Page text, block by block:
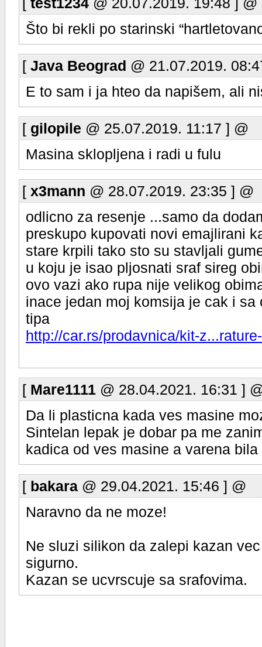
Što bi rekli po starinski
[ Java Beograd @ 21.07.2019.
E to sam i ja hteo da napišem, ali
[ gilopile @ 25.07.2019. 11:17 ] @
Masina sklopljena i radi u fulu
[ x3mann @ 28.07.2019. 23:35 ] @
odlicno za resenje ...samo da
preskupo kupovati novi emajlirani
stare krpili tako sto su stavljali
u koju je isao pljosnati sraf sireg
ovo vazi ako rupa nije velikog
inace jedan moj komsija je cak i
tipa
http://car.rs/prodavnica/kit-
[ Mare1111 @ 28.04.2021. 16:31 ]
Da li plasticna kada ves masine
Sintelan lepak je dobar pa me
kadica od ves masine a varena
[ bakara @ 29.04.2021. 15:46 ] @
Naravno da ne moze!
Ne sluzi silikon da zalepi kazan
sigurno.
Kazan se ucvrscuje sa srafovima.